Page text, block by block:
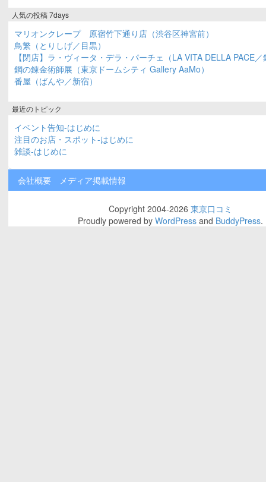
人気の投稿 7days
マリオンクレープ 原宿竹下通り店（渋谷区神宮前）
鳥繁（とりしげ／目黒）
【閉店】ラ・ヴィータ・デラ・パーチェ（LA VITA DELLA PACE
鋼の錬金術師展（東京ドームシティ Gallery AaMo）
番屋（ばんや／新宿）
最近のトピック
イベント告知-はじめに
注目のお店・スポット-はじめに
雑談-はじめに
会社概要 メディア掲載情報
Copyright 2004-2026 東京口コミ
Proudly powered by WordPressand BuddyPress.